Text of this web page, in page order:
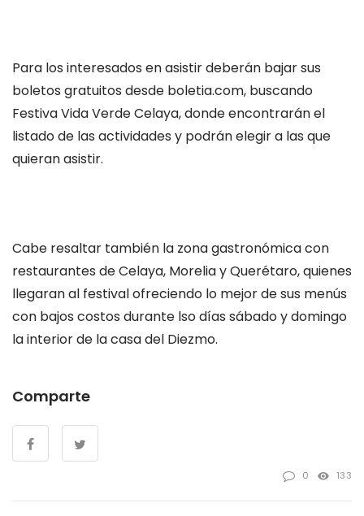
Para los interesados en asistir deberán bajar sus
boletos gratuitos desde boletia.com, buscando
Festiva Vida Verde Celaya, donde encontrarán el
listado de las actividades y podrán elegir a las que
quieran asistir.
Cabe resaltar también la zona gastronómica con
restaurantes de Celaya, Morelia y Querétaro, quienes
llegaran al festival ofreciendo lo mejor de sus menús
con bajos costos durante lso días sábado y domingo
la interior de la casa del Diezmo.
Comparte
0 133